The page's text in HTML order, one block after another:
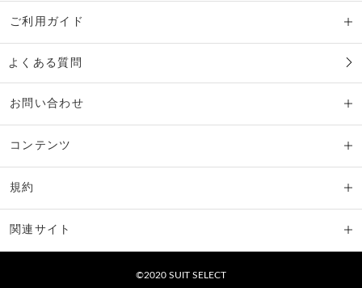
ご利用ガイド
よくある質問
お問い合わせ
コンテンツ
規約
関連サイト
©2020 SUIT SELECT